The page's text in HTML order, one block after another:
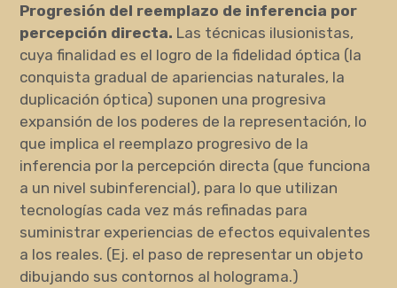
Progresión del reemplazo de inferencia por
percepción directa. Las técnicas ilusionistas,
cuya finalidad es el logro de la fidelidad óptica (la
conquista gradual de apariencias naturales, la
duplicación óptica) suponen una progresiva
expansión de los poderes de la representación, lo
que implica el reemplazo progresivo de la
inferencia por la percepción directa (que funciona
a un nivel subinferencial), para lo que utilizan
tecnologías cada vez más refinadas para
suministrar experiencias de efectos equivalentes
a los reales. (Ej. el paso de representar un objeto
dibujando sus contornos al holograma.)